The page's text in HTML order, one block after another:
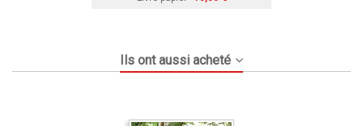
Ils ont aussi acheté